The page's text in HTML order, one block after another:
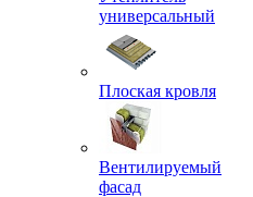
универсальный
Плоская кровля
Вентилируемый
фасад